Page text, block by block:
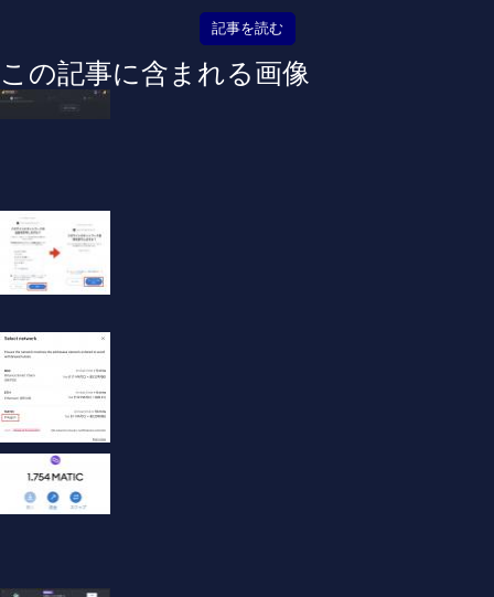
記事を読む
この記事に含まれる画像